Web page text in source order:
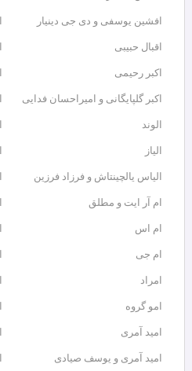
افشین یوسفی و دی جی دینیار
اقبال حبیبی
اکبر رحیمی
اکبر گلپایگانی و امیراحسان فدایی
الوند
الیاز
الیاس یالچینتاش و فرزاد فرزین
ام آر ایت و مطلق
ام اس
ام جی
امراد
امو گروه
امید آمری
امید آمری و یوسف صیادی